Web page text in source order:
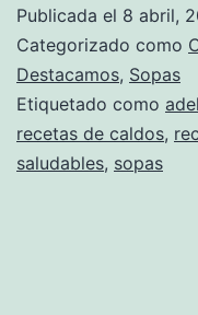
Publicada el 8 abril,
Categorizado como
Destacamos, Sopas
Etiquetado como
recetas de caldos,
saludables, sopas